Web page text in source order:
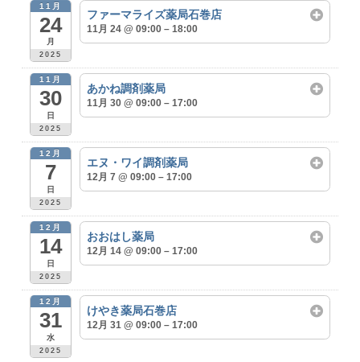
11月
24
月
2025
ファーマライズ薬局石巻店
11月 24 @ 09:00 – 18:00
11月
30
日
2025
あかね調剤薬局
11月 30 @ 09:00 – 17:00
12月
7
日
2025
エヌ・ワイ調剤薬局
12月 7 @ 09:00 – 17:00
12月
14
日
2025
おおはし薬局
12月 14 @ 09:00 – 17:00
12月
31
水
2025
けやき薬局石巻店
12月 31 @ 09:00 – 17:00